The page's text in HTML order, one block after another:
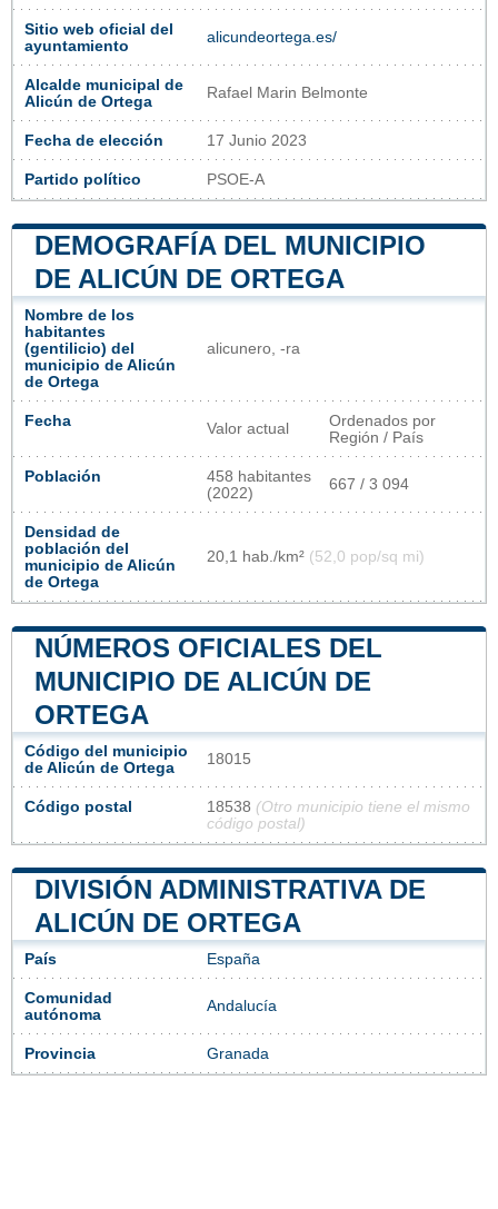
Sitio web oficial del
ayuntamiento
alicundeortega.es/
Alcalde municipal de
Alicún de Ortega
Rafael Marin Belmonte
Fecha de elección 17 Junio 2023
Partido político PSOE-A
DEMOGRAFÍA DEL MUNICIPIO
DE ALICÚN DE ORTEGA
Nombre de los
habitantes
(gentilicio) del
municipio de Alicún
de Ortega
alicunero, -ra
Fecha Valor actual
Ordenados por
Región / País
Población
458 habitantes
(2022)
667 / 3 094
Densidad de
población del
municipio de Alicún
de Ortega
20,1 hab./km² (52,0 pop/sq mi)
NÚMEROS OFICIALES DEL
MUNICIPIO DE ALICÚN DE
ORTEGA
Código del municipio
de Alicún de Ortega
18015
Código postal 18538 (Otro municipio tiene el mismo
código postal)
DIVISIÓN ADMINISTRATIVA DE
ALICÚN DE ORTEGA
País España
Comunidad
autónoma
Andalucía
Provincia Granada